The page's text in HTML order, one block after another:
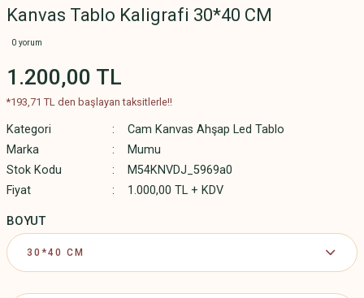
Kanvas Tablo Kaligrafi 30*40 CM
0 yorum
1.200,00 TL
*193,71 TL den başlayan taksitlerle!!
Kategori
Cam Kanvas Ahşap Led Tablo
Marka
Mumu
Stok Kodu
M54KNVDJ_5969a0
Fiyat
1.000,00 TL + KDV
BOYUT